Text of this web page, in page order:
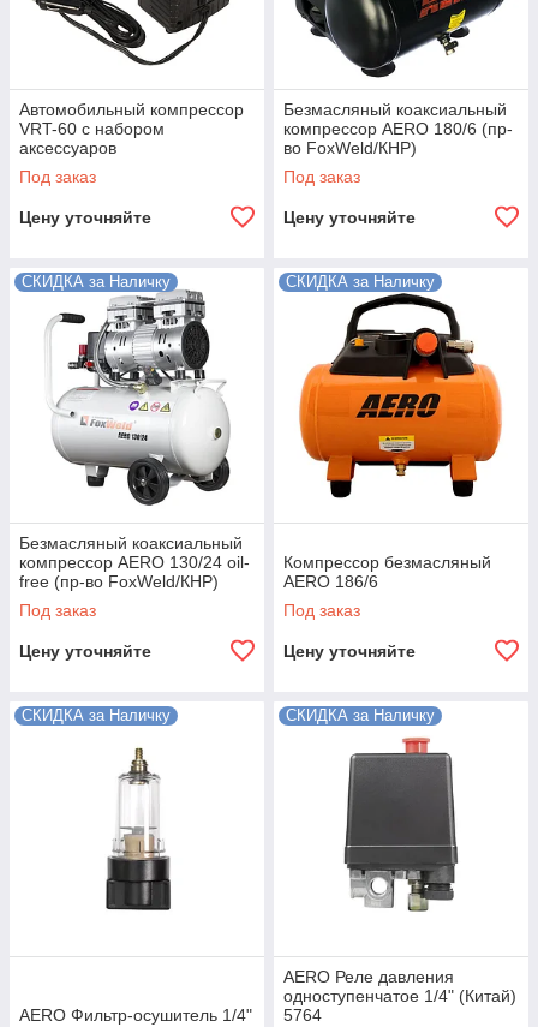
Автомобильный компрессор
VRT-60 с набором
аксессуаров
Под заказ
Цену уточняйте
Безмасляный коаксиальный
компрессор AERO 180/6 (пр-
во FoxWeld/КНР)
Под заказ
Цену уточняйте
СКИДКА за Наличку
Безмасляный коаксиальный
компрессор AERO 130/24 oil-
free (пр-во FoxWeld/КНР)
Под заказ
Цену уточняйте
СКИДКА за Наличку
Компрессор безмасляный
AERO 186/6
Под заказ
Цену уточняйте
СКИДКА за Наличку
AERO Фильтр-осушитель 1/4"
СКИДКА за Наличку
AERO Реле давления
одноступенчатое 1/4" (Китай)
5764